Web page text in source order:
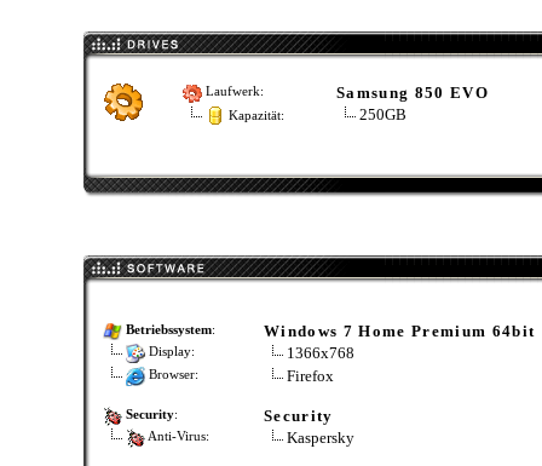
Laufwerk: Samsung 850 EVO
Kapazität: 250GB
Betriebssystem: Windows 7 Home Premium 64bit
Display: 1366x768
Browser: Firefox
Security: Security
Anti-Virus: Kaspersky